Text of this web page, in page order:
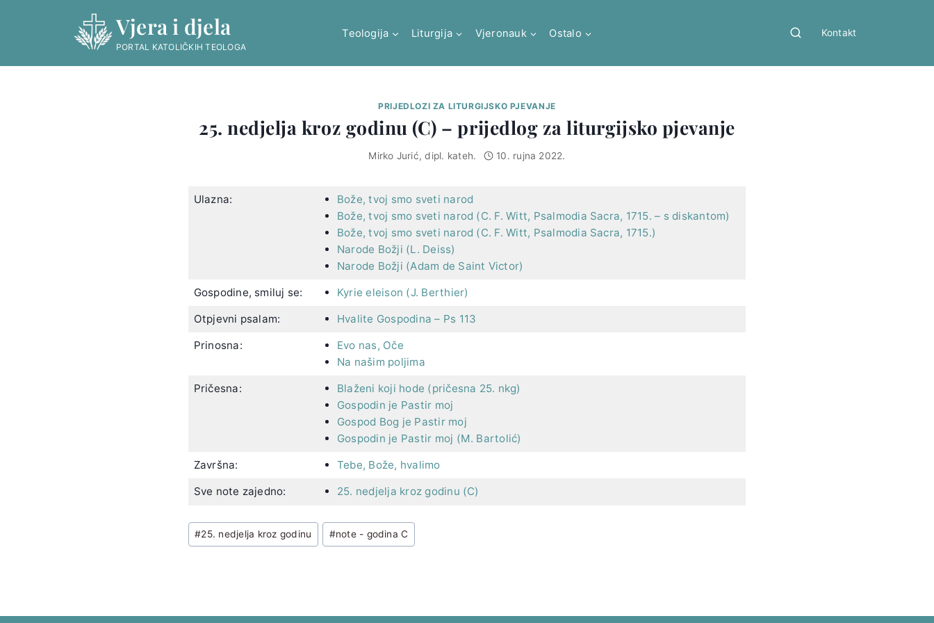
Vjera i djela
PORTAL KATOLIČKIH TEOLOGA
Teologija Liturgija Vjeronauk Ostalo Kontakt
PRIJEDLOZI ZA LITURGIJSKO PJEVANJE
25. nedjelja kroz godinu (C) – prijedlog za liturgijsko pjevanje
Mirko Jurić, dipl. kateh. 10. rujna 2022.
Ulazna:
Bože, tvoj smo sveti narod
Bože, tvoj smo sveti narod (C. F. Witt, Psalmodia Sacra, 1715. – s diskantom)
Bože, tvoj smo sveti narod (C. F. Witt, Psalmodia Sacra, 1715.)
Narode Božji (L. Deiss)
Narode Božji (Adam de Saint Victor)
Gospodine, smiluj se:
Kyrie eleison (J. Berthier)
Otpjevni psalam:
Hvalite Gospodina – Ps 113
Prinosna:
Evo nas, Oče
Na našim poljima
Pričesna:
Blaženi koji hode (pričesna 25. nkg)
Gospodin je Pastir moj
Gospod Bog je Pastir moj
Gospodin je Pastir moj (M. Bartolić)
Završna:
Tebe, Bože, hvalimo
Sve note zajedno:
25. nedjelja kroz godinu (C)
Post
Tags:
#25. nedjelja kroz godinu #note - godina C